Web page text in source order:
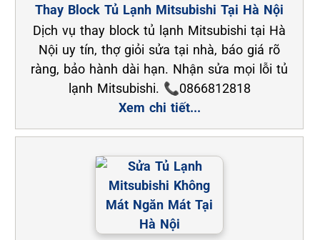
Thay Block Tủ Lạnh Mitsubishi Tại Hà Nội
Dịch vụ thay block tủ lạnh Mitsubishi tại Hà
Nội uy tín, thợ giỏi sửa tại nhà, báo giá rõ
ràng, bảo hành dài hạn. Nhận sửa mọi lỗi tủ
lạnh Mitsubishi. 📞0866812818
Xem chi tiết...